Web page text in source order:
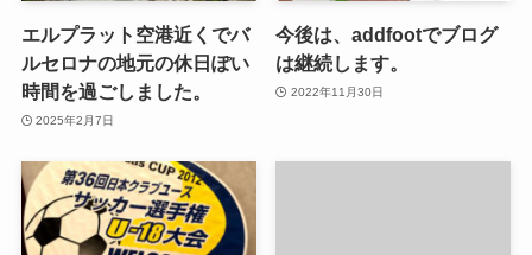
エルプラット空港近くでバ
ルセロナの地元の休日ぽい
時間を過ごしました。
2025年2月7日
今後は、addfootでブログ
は継続します。
2022年11月30日